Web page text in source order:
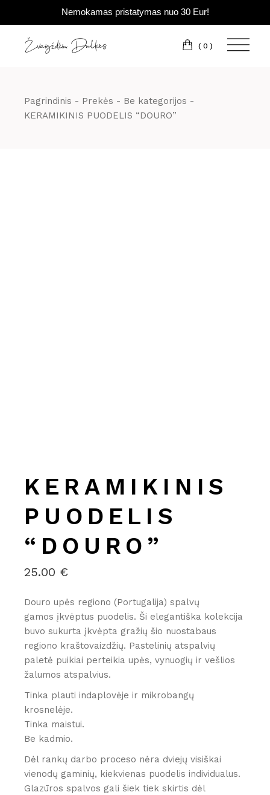
Nemokamas pristatymas nuo 30 Eur!
Pereiti
turinio
(0)
Pagrindinis Prekės
Be kategorijos
KERAMIKINIS PUODELIS “DOURO”
KERAMIKINIS
PUODELIS
“DOURO”
25.00 €
Douro upės regiono (Portugalija) spalvų
gamos įkvėptus puodelis. Ši elegantiška kolekcija
buvo sukurta įkvėpta gražių šio nuostabaus
regiono kraštovaizdžių. Pastelinių atspalvių
paletė puikiai perteikia upės, vynuogių ir vešlios
žalumos atspalvius.
Tinka plauti indaplovėje ir mikrobangų
krosnelėje.
Tinka maistui.
Be kadmio.
Dėl rankų darbo proceso nėra dviejų visiškai
vienodų gaminių, kiekvienas puodelis individualus.
Glazūros spalvos gali šiek tiek skirtis dėl